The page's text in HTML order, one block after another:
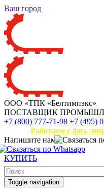
Ваш город
ООО «ТПК «Белтимпэкс»
ПОСТАВЩИК
+7 (800) 777-71-98 +7 (495)
Работаем с физ.
Напишите нам
КУПИТЬ
Toggle navigation